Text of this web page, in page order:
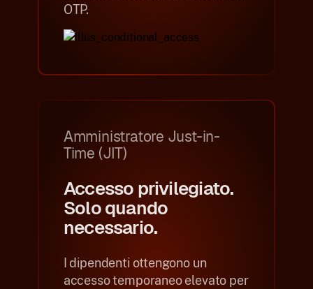
OTP.
Amministratore Just-in-
Time (JIT)
Accesso privilegiato.
Solo quando
necessario.
I dipendenti ottengono un
accesso temporaneo elevato per